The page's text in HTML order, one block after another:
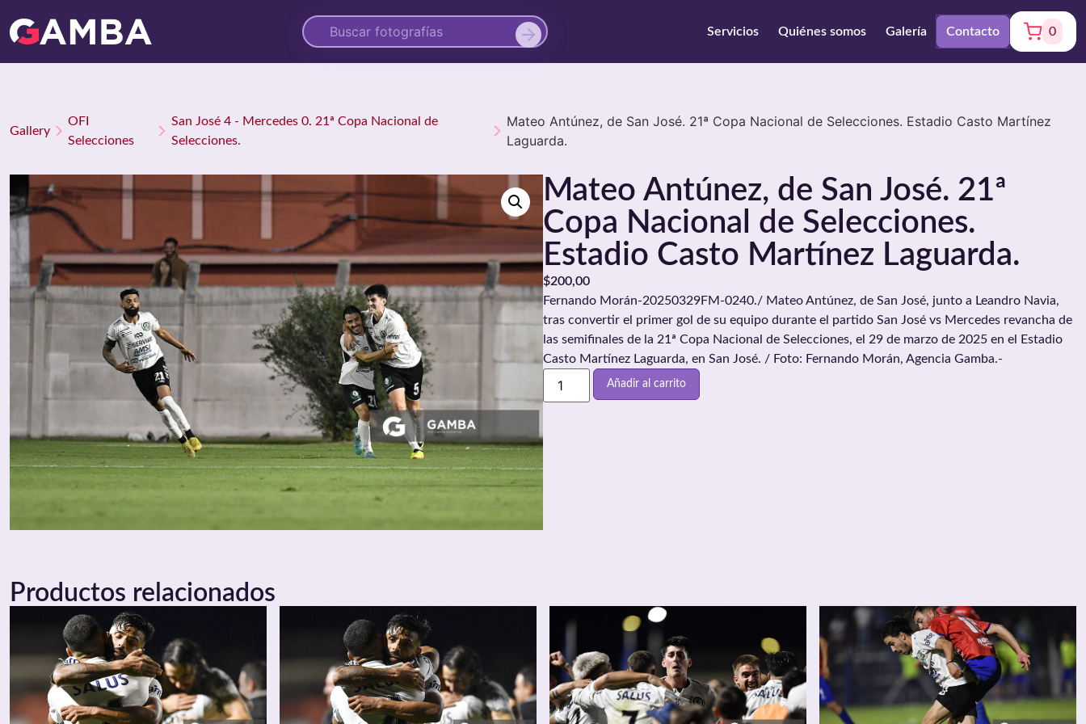
Servicios Quiénes somos Galería Contacto 0
Gallery
OFI
Selecciones
San José 4 - Mercedes 0. 21ª Copa Nacional de
Selecciones.
Mateo Antúnez, de San José. 21ª Copa Nacional de Selecciones. Estadio Casto Martínez
Laguarda.
Mateo Antúnez, de San José. 21ª
Copa Nacional de Selecciones.
Estadio Casto Martínez Laguarda.
$200,00
Fernando Morán-20250329FM-0240./ Mateo Antúnez, de San José, junto a Leandro Navia,
tras convertir el primer gol de su equipo durante el partido San José vs Mercedes revancha de
las semifinales de la 21ª Copa Nacional de Selecciones, el 29 de marzo de 2025 en el Estadio
Casto Martínez Laguarda, en San José. / Foto: Fernando Morán, Agencia Gamba.-
Añadir al carrito
Productos relacionados